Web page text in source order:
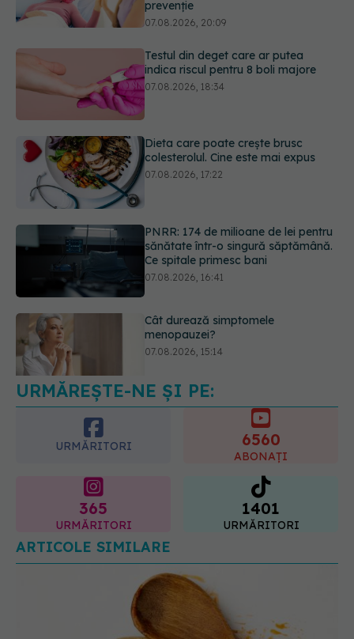
07.08.2026, 18:34
Dieta care poate crește brusc
colesterolul. Cine este mai expus
PNRR: 174 de milioane de lei pentru
sănătate într-o singură săptămână.
Ce spitale primesc bani
Cât durează simptomele
menopauzei?
07.08.2026, 15:14
EXCLUSIV Cancerele care pot fi
prevenite. Dr. Sorin Bogdan
(SANADOR): Au metode de
07.08.2026, 20:09
URMĂREȘTE-NE ȘI PE:
URMĂRITORI
365 1401
URMĂRITORI
ARTICOLE SIMILARE